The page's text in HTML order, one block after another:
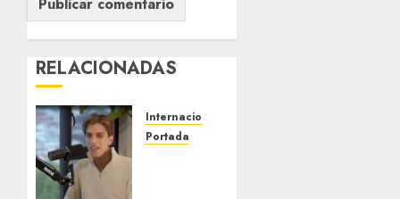
RELACIONADAS
Internacional
Portada